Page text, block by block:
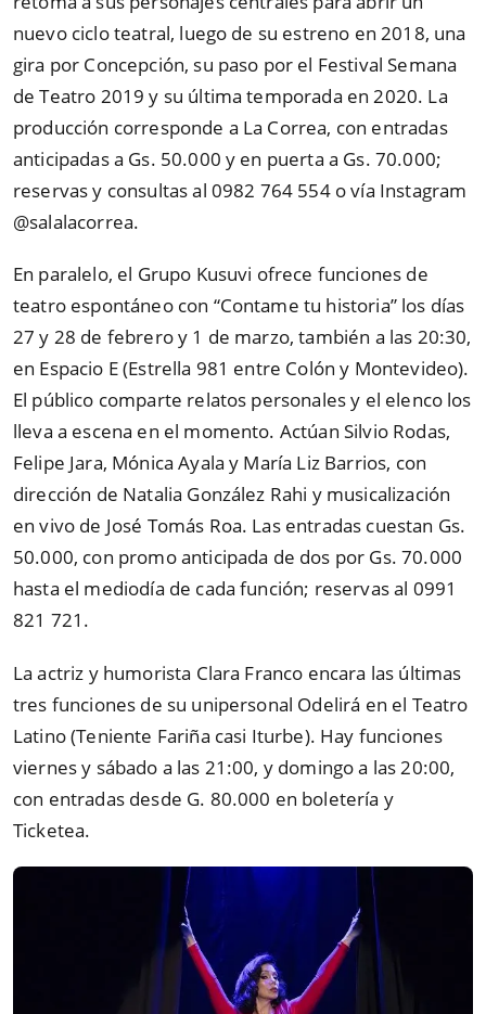
nuevo ciclo teatral, luego de su estreno en 2018, una
gira por Concepción, su paso por el Festival Semana
de Teatro 2019 y su última temporada en 2020. La
producción corresponde a La Correa, con entradas
anticipadas a Gs. 50.000 y en puerta a Gs. 70.000;
reservas y consultas al 0982 764 554 o vía Instagram
@salalacorrea.
En paralelo, el Grupo Kusuvi ofrece funciones de
teatro espontáneo con “Contame tu historia” los días
27 y 28 de febrero y 1 de marzo, también a las 20:30,
en Espacio E (Estrella 981 entre Colón y Montevideo).
El público comparte relatos personales y el elenco los
lleva a escena en el momento. Actúan Silvio Rodas,
Felipe Jara, Mónica Ayala y María Liz Barrios, con
dirección de Natalia González Rahi y musicalización
en vivo de José Tomás Roa. Las entradas cuestan Gs.
50.000, con promo anticipada de dos por Gs. 70.000
hasta el mediodía de cada función; reservas al 0991
821 721.
La actriz y humorista Clara Franco encara las últimas
tres funciones de su unipersonal Odelirá en el Teatro
Latino (Teniente Fariña casi Iturbe). Hay funciones
viernes y sábado a las 21:00, y domingo a las 20:00,
con entradas desde G. 80.000 en boletería y
Ticketea.